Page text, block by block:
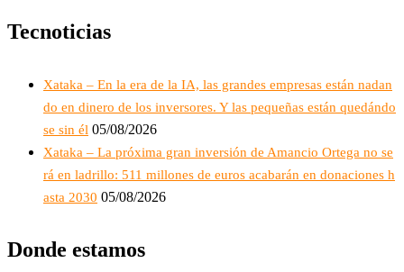
Tecnoticias
Xataka – En la era de la IA, las grandes empresas están nadan
do en dinero de los inversores. Y las pequeñas están quedándo
se sin él 05/08/2026
Xataka – La próxima gran inversión de Amancio Ortega no se
rá en ladrillo: 511 millones de euros acabarán en donaciones h
asta 2030 05/08/2026
Donde estamos